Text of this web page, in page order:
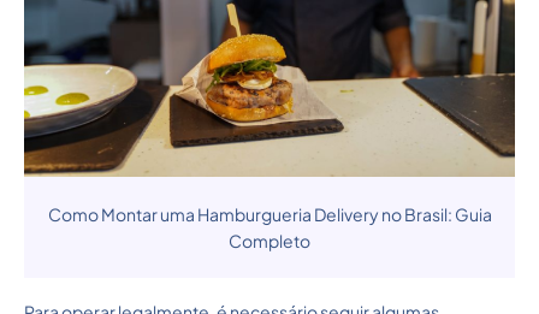
Como Montar uma Hamburgueria Delivery no Brasil: Guia
Completo